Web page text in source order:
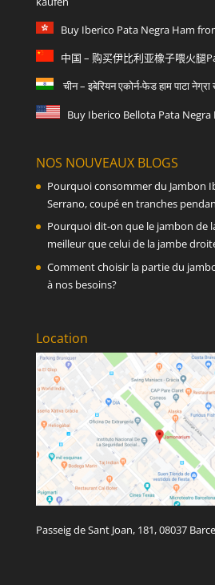
Buy Iberico Pata Negra Ham
中国 – 购买伊比利亚橡子喂火腿
चीन – इबेरियन एकोर्न-फेड हाम पाटा नेग्रा
Buy Iberico Bellota Pata Negra
NOS NOUVEAUX BLOGS
Pourquoi consommer du Jambon
Serrano, coupé en tranches
Pourquoi dit-on que le jambon de
meilleur que celui de la jambe
Comment choisir la partie du
à nos besoins?
Location
Passeig de Sant Joan, 181, 08037